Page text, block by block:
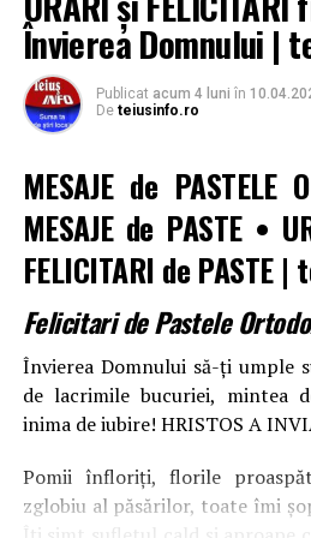
Învierea Domnului |
Publicat acum 4 luni în
De teiusinfo.ro
MESAJE de PASTELE
MESAJE de PASTE •
FELICITARI de PASTE |
Felicitari de Pastele
Învierea Domnului să-ți umple
de lacrimile bucuriei, mintea
inima de iubire! HRISTOS A
Pomii înfloriți, florile
zglobiu al păsărilor, toate îmi